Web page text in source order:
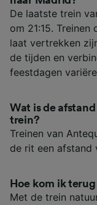
De laatste trein
om 21:15.
laat vertrekken
de tijden en
feestdagen
Wat is de
trein?
Treinen van
de rit een afstand
Hoe kom ik
Met de trein